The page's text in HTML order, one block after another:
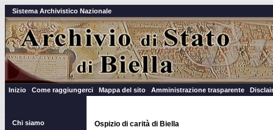
Sistema Archivistico Nazionale
Inizio Come raggiungerci Mappa del sito Amministrazione trasparente
Chi siamo
Ospizio di carità di Biella